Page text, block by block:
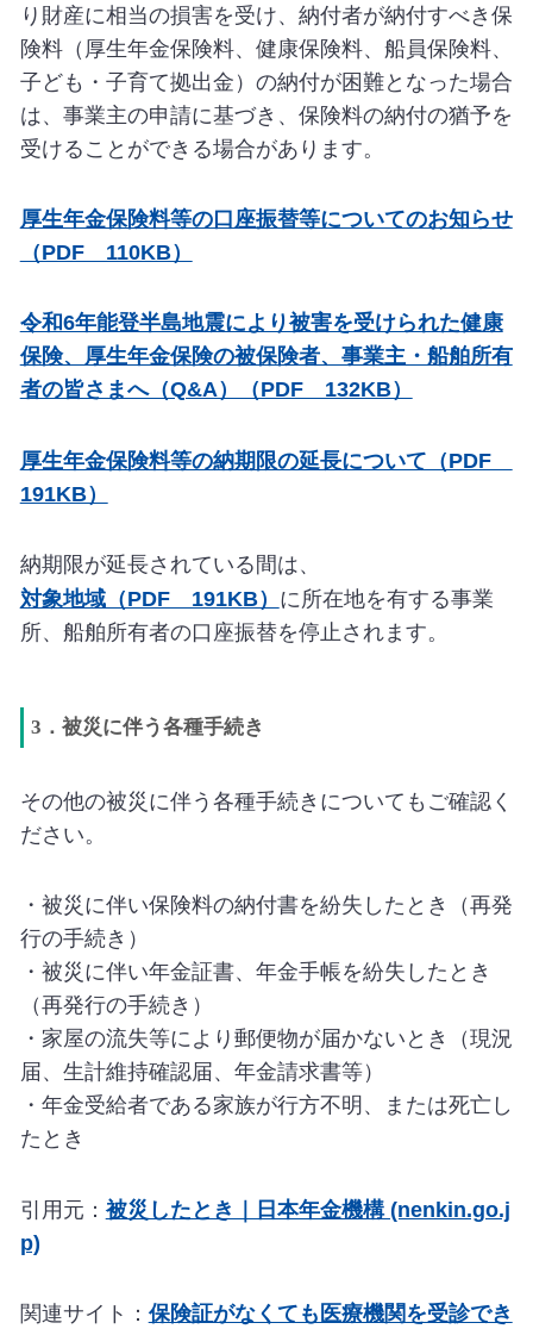
り財産に相当の損害を受け、納付者が納付すべき保
険料（厚生年金保険料、健康保険料、船員保険料、
子ども・子育て拠出金）の納付が困難となった場合
は、事業主の申請に基づき、保険料の納付の猶予を
受けることができる場合があります。
厚生年金保険料等の口座振替等についてのお知らせ
（PDF 110KB）
令和6年能登半島地震により被害を受けられた健康
保険、厚生年金保険の被保険者、事業主・船舶所有
者の皆さまへ（Q&A）（PDF 132KB）
厚生年金保険料等の納期限の延長について（PDF
191KB）
納期限が延長されている間は、
対象地域（PDF 191KB） に所在地を有する事業
所、船舶所有者の口座振替を停止されます。
3．被災に伴う各種手続き
その他の被災に伴う各種手続きについてもご確認く
ださい。
・被災に伴い保険料の納付書を紛失したとき（再発
行の手続き）
・被災に伴い年金証書、年金手帳を紛失したとき
（再発行の手続き）
・家屋の流失等により郵便物が届かないとき（現況
届、生計維持確認届、年金請求書等）
・年金受給者である家族が行方不明、または死亡し
たとき
引用元： 被災したとき｜日本年金機構 (nenkin.go.j
p)
関連サイト： 保険証がなくても医療機関を受診でき